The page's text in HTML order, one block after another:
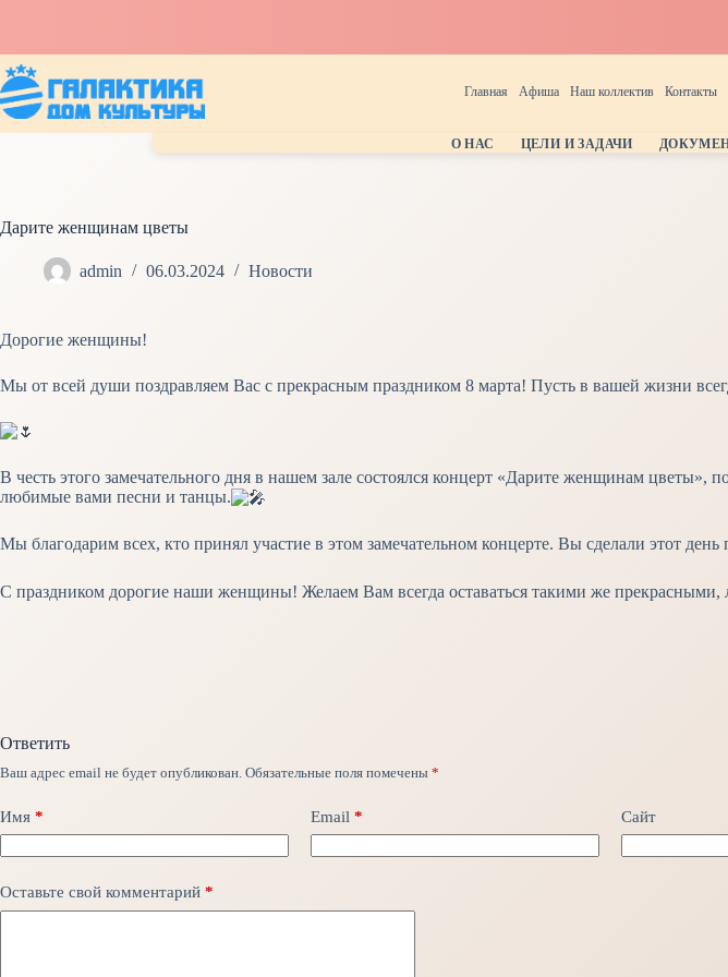
Главная Афиша Наш коллектив Контакты
О НАС ЦЕЛИ И ЗАДАЧИ
Дарите женщинам цветы
admin 06.03.2024 Новости
Дорогие женщины!
Мы от всей души поздравляем Вас с прекрасным праздником 8 марта! Пусть в вашей жизни
В честь этого замечательного дня в нашем зале состоялся концерт «Дарите женщинам
любимые вами песни и танцы.
Мы благодарим всех, кто принял участие в этом замечательном концерте. Вы сделали этот
С праздником дорогие наши женщины! Желаем Вам всегда оставаться такими же
Ответить
Ваш адрес email не будет опубликован. Обязательные поля помечены *
Имя * Email * Сайт
Оставьте свой комментарий *